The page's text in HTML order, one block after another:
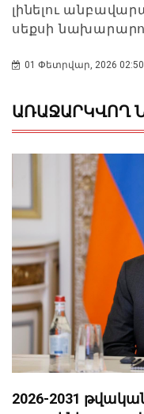
լինելու
սեքսի
01 Փետրվար, 2026 02:50
ԱՌԱՋԱՐԿՎՈՂ
2026-2031